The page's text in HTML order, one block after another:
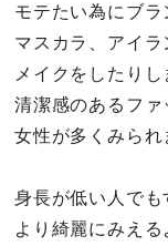
モテたい為にブ
マスカラ、アイ
メイクをしたりし
清潔感のあるファ
女性が多くみられ
身長が低い人で
より綺麗にみえる